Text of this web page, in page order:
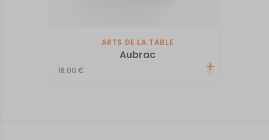
ARTS DE LA TABLE
Aubrac
18,00€